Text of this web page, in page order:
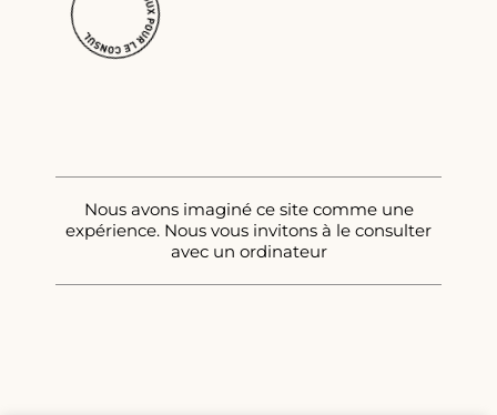
Nous avons imaginé ce site comme une
expérience. Nous vous invitons à le consulter
avec un ordinateur